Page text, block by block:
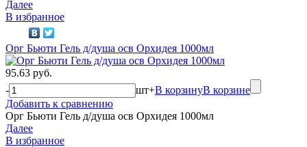
Далее
В избранное
Орг Бьюти Гель д/душа осв Орхидея 1000мл
95.63 руб.
-
шт+В корзинуВ корзине
Добавить к сравнению
Орг Бьюти Гель д/душа осв Орхидея 1000мл
Далее
В избранное